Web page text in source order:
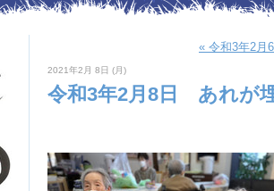
« 令和3年2
2021年2月 8日 (月)
令和3年2月8日 あれが